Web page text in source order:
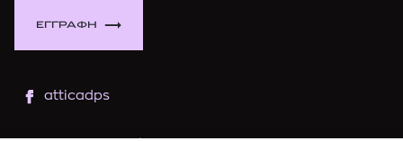
ΕΓΓΡΑΦΗ
atticadps